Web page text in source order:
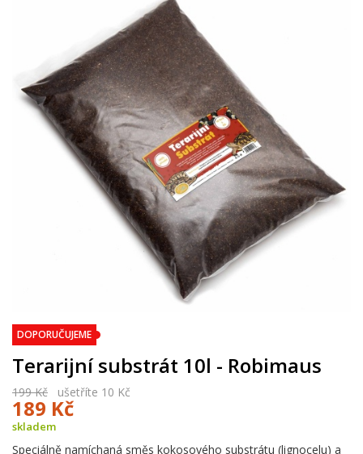
DOPORUČUJEME
Terarijní substrát 10l - Robimaus
199 Kč ušetříte 10 Kč
189 Kč
skladem
Speciálně namíchaná směs kokosového substrátu (lignocelu) a